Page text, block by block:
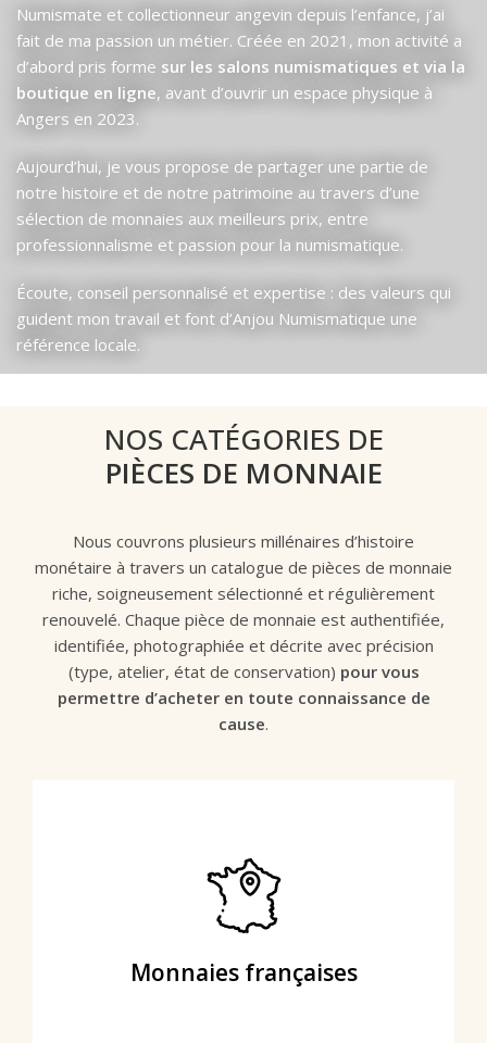
Numismate et collectionneur angevin depuis l’enfance, j’ai
fait de ma passion un métier. Créée en 2021, mon activité a
d’abord pris forme sur les salons numismatiques et via la
boutique en ligne, avant d’ouvrir un espace physique à
Angers en 2023.
Aujourd’hui, je vous propose de partager une partie de
notre histoire et de notre patrimoine au travers d’une
sélection de monnaies aux meilleurs prix, entre
professionnalisme et passion pour la numismatique.
Écoute, conseil personnalisé et expertise : des valeurs qui
guident mon travail et font d’Anjou Numismatique une
référence locale.
NOS CATÉGORIES DE
PIÈCES DE MONNAIE
Nous couvrons plusieurs millénaires d’histoire
monétaire à travers un catalogue de pièces de monnaie
riche, soigneusement sélectionné et régulièrement
renouvelé. Chaque pièce de monnaie est authentifiée,
identifiée, photographiée et décrite avec précision
(type, atelier, état de conservation) pour vous
permettre d’acheter en toute connaissance de
cause.
Monnaies françaises
mérovingiennes aux émissions modernes, en passant par les
monnaies royales, révolutionnaires et coloniales, l'histoire de
incontournable pour les passionnés d'histoire nationale.
Découvrir